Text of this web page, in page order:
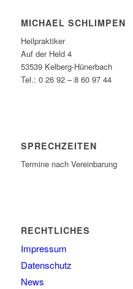
MICHAEL SCHLIMPEN
Heilpraktiker
Auf der Held 4
53539 Kelberg-Hünerbach
Tel.: 0 26 92 – 8 60 97 44
SPRECHZEITEN
Termine nach Vereinbarung
RECHTLICHES
Impressum
Datenschutz
News